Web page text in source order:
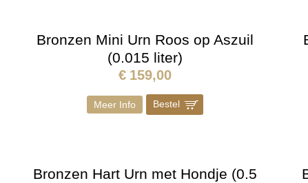
Bronzen Mini Urn Roos op Aszuil
(0.015 liter)
€ 159,00
Meer Info Bestel ]
Bronzen Hart Urn met Hondje (0.5